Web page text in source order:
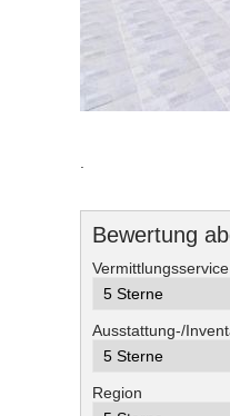
Bewertung
Vermittlungsservice
Ausstattung-/
Region